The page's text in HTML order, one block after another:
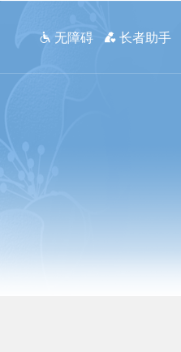
 无障碍  长者助手